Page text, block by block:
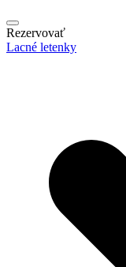
Rezervovať
Lacné letenky